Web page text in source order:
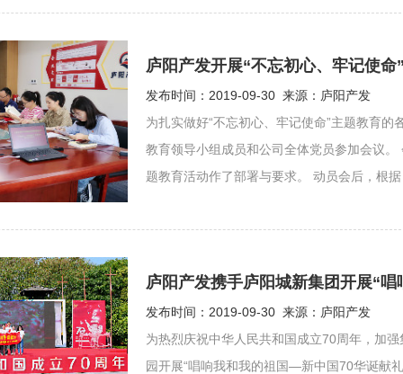
庐阳产发开展“不忘初心、牢记使命
发布时间：2019-09-30 来源：庐阳产发
为扎实做好“不忘初心、牢记使命”主题教育
教育领导小组成员和公司全体党员参加会议
题教育活动作了部署与要求。 动员会后，根
庐阳产发携手庐阳城新集团开展“
发布时间：2019-09-30 来源：庐阳产发
为热烈庆祝中华人民共和国成立70周年，加
园开展“唱响我和我的祖国—新中国70华诞献